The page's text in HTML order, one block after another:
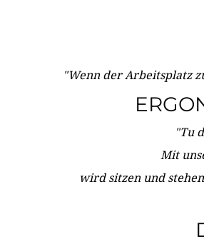
"Wenn der Arbeitsplatz
"Tu
Mit
wird sitzen und